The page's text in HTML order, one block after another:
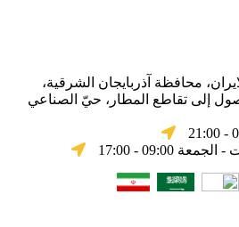
محافظة آذربایجان الشرقیة،
إلى تقاطع المطار، حيّ الصناعي
09:00 - 17:00